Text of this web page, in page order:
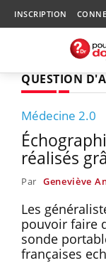
INSCRIPTION
QUESTION
Médecine 2.0
réalisés
Par Geneviève
Les
pouvoir faire
sonde
françaises